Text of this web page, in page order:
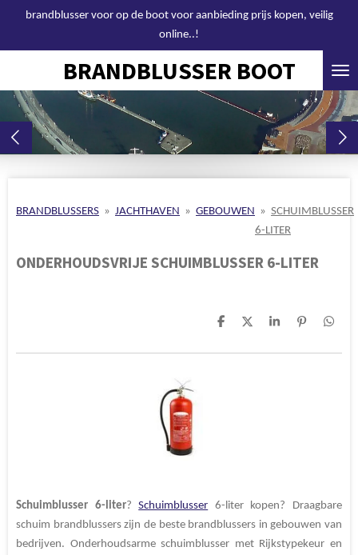
naar
hoofdinhoud
BRANDBLUSSER BOOT
brandblusser voor op de boot voor aanbieding prijs kopen, veilig
online..!
BRANDBLUSSERS » JACHTHAVEN » GEBOUWEN » SCHUIMBLUSSER
6-LITER
ONDERHOUDSVRIJE SCHUIMBLUSSER 6-LITER
D
D
S
P
D
Schuimblusser 6-liter?Schuimblusser 6-liter kopen? Draagbare
schuim brandblussers zijn de beste brandblussers in gebouwen van
bedrijven. Onderhoudsarme schuimblusser met Rijkstypekeur en